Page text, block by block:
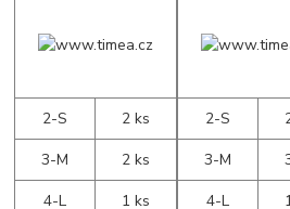
2-S
2 ks
3-M
2 ks
4-L
1 ks
2-S
3-M
4-L